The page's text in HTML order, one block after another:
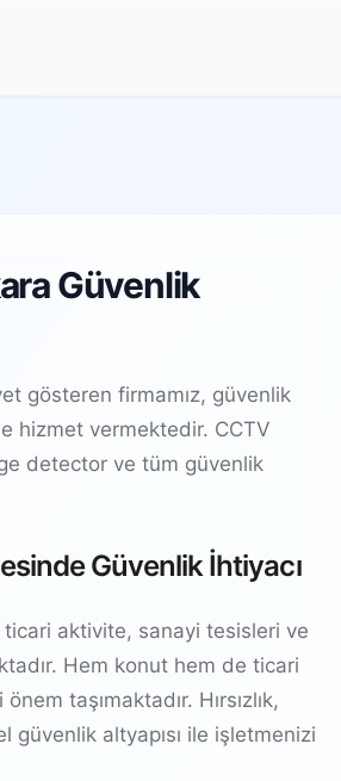
Güvenlik
gösteren firmamız, güvenlik
hizmet vermektedir. CCTV
detector ve tüm güvenlik
Güvenlik İhtiyacı
aktivite, sanayi tesisleri ve
Hem konut hem de ticari
taşımaktadır. Hırsızlık,
güvenlik altyapısı ile işletmenizi